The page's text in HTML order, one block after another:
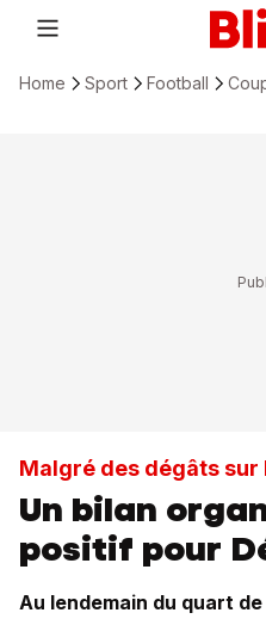
Home Sport Football
Malgré des dégâts
Un bilan
positif pour
Au lendemain du quart